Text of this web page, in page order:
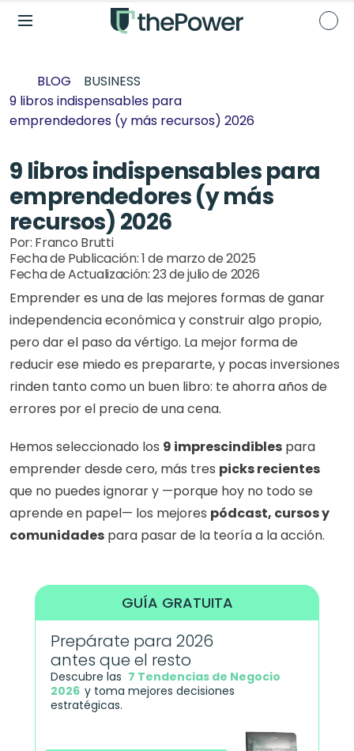
BLOG
BUSINESS
9 libros indispensables para
emprendedores (y más recursos) 2026
9 libros indispensables para
emprendedores (y más
recursos) 2026
Por: Franco Brutti
Fecha de Publicación: 1 de marzo de 2025
Fecha de Actualización: 23 de julio de 2026
Emprender es una de las mejores formas de ganar
independencia económica y construir algo propio,
pero dar el paso da vértigo. La mejor forma de
reducir ese miedo es prepararte, y pocas inversiones
rinden tanto como un buen libro: te ahorra años de
errores por el precio de una cena.
Hemos seleccionado los 9 imprescindibles para
emprender desde cero, más tres picks recientes
que no puedes ignorar y —porque hoy no todo se
aprende en papel— los mejores pódcast, cursos y
comunidades para pasar de la teoría a la acción.
GUÍA GRATUITA
Prepárate para 2026
antes que el resto
Descubre las 7 Tendencias de Negocio
2026 y toma mejores decisiones
estratégicas.